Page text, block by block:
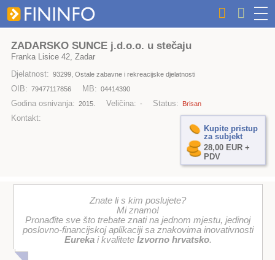
ZADARSKO SUNCE j.d.o.o. u stečaju
Franka Lisice 42, Zadar
Djelatnost: 93299, Ostale zabavne i rekreacijske djelatnosti
OIB: 79477117856 MB: 04414390
Godina osnivanja: 2015. Veličina: - Status: Brisan
Kontakt:
Kupite pristup
za subjekt
28,00 EUR +
PDV
Znate li s kim poslujete?
Mi znamo!
Pronađite sve što trebate znati na jednom mjestu, jedinoj
poslovno-financijskoj aplikaciji sa znakovima inovativnosti
Eurekai kvalitete Izvorno hrvatsko.